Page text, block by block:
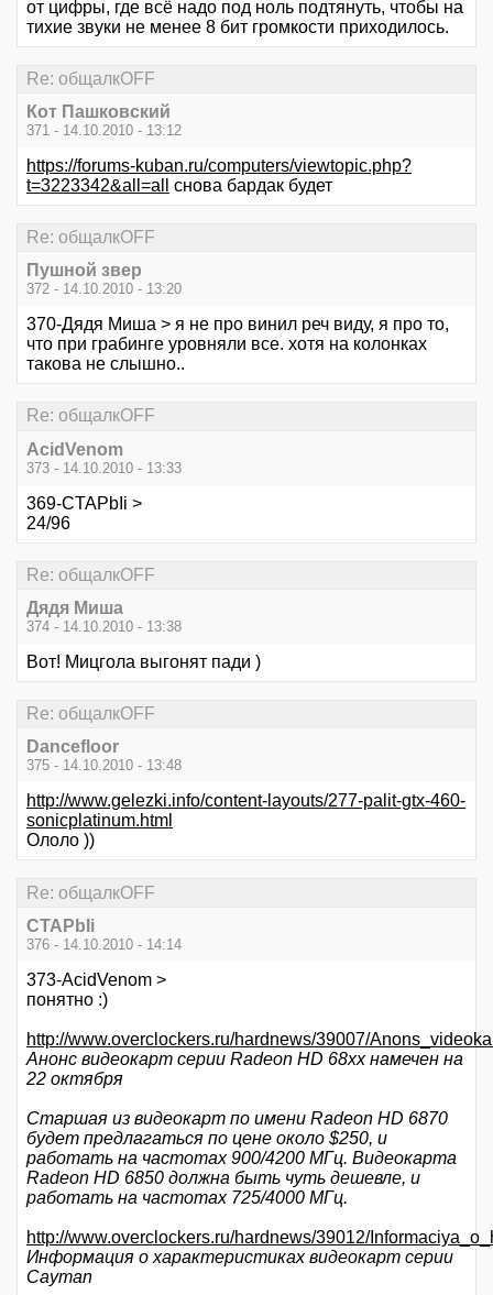
от цифры, где всё надо под ноль подтянуть, чтобы на
тихие звуки не менее 8 бит громкости приходилось.
Re: общалкOFF
Кот Пашковский
371 - 14.10.2010 - 13:12
https://forums-kuban.ru/computers/viewtopic.php?
t=3223342&all=all
снова бардак будет
Re: общалкOFF
Пушной звер
372 - 14.10.2010 - 13:20
370-Дядя Миша > я не про винил реч виду, я про то,
что при грабинге уровняли все. хотя на колонках
такова не слышно..
Re: общалкOFF
AcidVenom
373 - 14.10.2010 - 13:33
369-CTAPbIi >
24/96
Re: общалкOFF
Дядя Миша
374 - 14.10.2010 - 13:38
Вот! Мицгола выгонят пади )
Re: общалкOFF
Dancefloor
375 - 14.10.2010 - 13:48
http://www.gelezki.info/content-layouts/277-palit-gtx-460-
sonicplatinum.html
Ололо ))
Re: общалкOFF
CTAPbIi
376 - 14.10.2010 - 14:14
373-AcidVenom >
понятно :)
http://www.overclockers.ru/hardnews/39007/
Анонс видеокарт серии Radeon HD 68xx намечен на
22 октября
Старшая из видеокарт по имени Radeon HD 6870
будет предлагаться по цене около $250, и
работать на частотах 900/4200 МГц. Видеокарта
Radeon HD 6850 должна быть чуть дешевле, и
работать на частотах 725/4000 МГц.
http://www.overclockers.ru/hardnews/39012/
Информация о характеристиках видеокарт серии
Cayman